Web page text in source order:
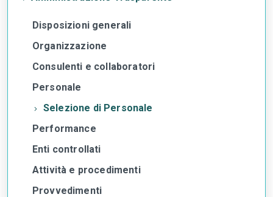
Disposizioni generali
Organizzazione
Consulenti e collaboratori
Personale
Selezione di Personale
Performance
Enti controllati
Attività e procedimenti
Provvedimenti